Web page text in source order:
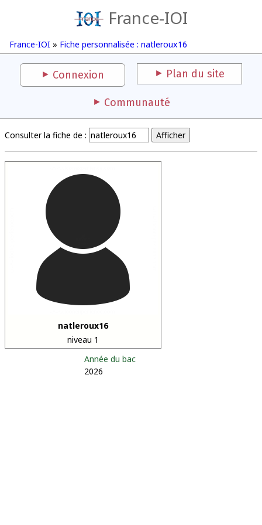
France-IOI
France-IOI » Fiche personnalisée : natleroux16
Connexion Plan du site
Communauté
Consulter la fiche de :
natleroux16
niveau 1
Année du bac
2026